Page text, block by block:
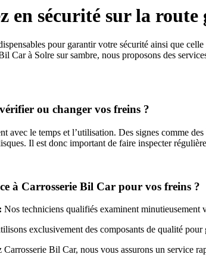
en sécurité sur la
pour garantir votre sécurité ainsi que
Car à Solre sur sambre, nous proposons des
ou changer vos freins ?
avec le temps et l’utilisation. Des signes comme
Il est donc important de faire inspecter
à Carrosserie Bil Car pour vos freins ?
Nos techniciens qualifiés examinent
exclusivement des composants de qualité
Carrosserie Bil Car, nous vous assurons un service